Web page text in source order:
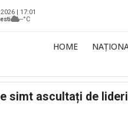
| 17:01
--°C
HOME
simt ascultați de